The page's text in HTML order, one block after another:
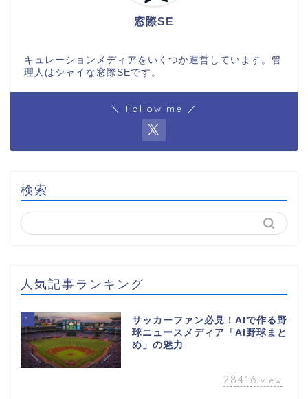
窓際SE
キュレーションメディアをいくつか運営しています。管
理人はシャイな窓際SEです。
＼ Follow me ／
検索
人気記事ランキング
1
サッカーファン必見！AIで作る野
球ニュースメディア「AI野球まと
め」の魅力
28416 view